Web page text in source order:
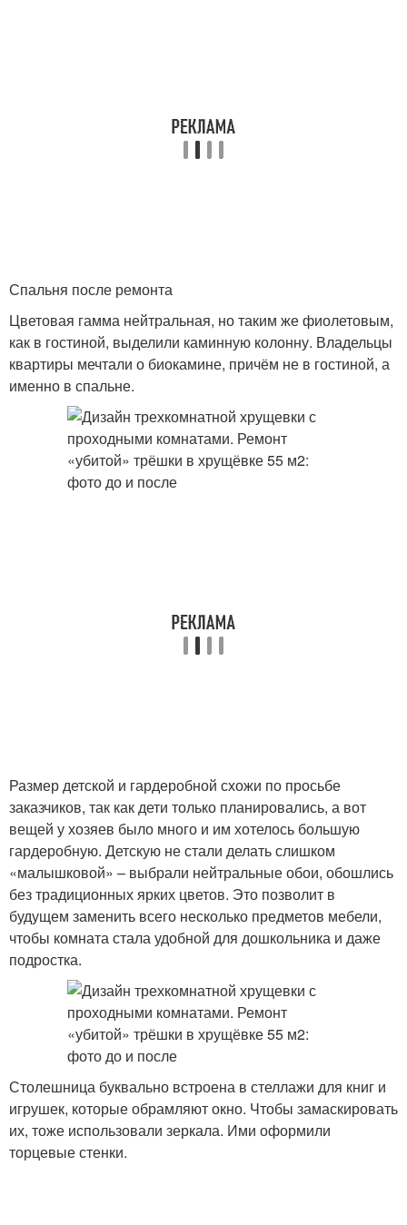
Спальня после ремонта
Цветовая гамма нейтральная, но таким же фиолетовым,
как в гостиной, выделили каминную колонну. Владельцы
квартиры мечтали о биокамине, причём не в гостиной, а
именно в спальне.
Размер детской и гардеробной схожи по просьбе
заказчиков, так как дети только планировались, а вот
вещей у хозяев было много и им хотелось большую
гардеробную. Детскую не стали делать слишком
«малышковой» – выбрали нейтральные обои, обошлись
без традиционных ярких цветов. Это позволит в
будущем заменить всего несколько предметов мебели,
чтобы комната стала удобной для дошкольника и даже
подростка.
Столешница буквально встроена в стеллажи для книг и
игрушек, которые обрамляют окно. Чтобы замаскировать
их, тоже использовали зеркала. Ими оформили
торцевые стенки.